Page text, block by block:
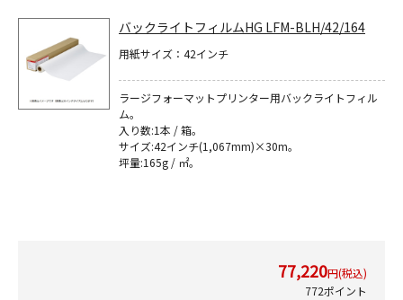
バックライトフィルムHG LFM-BLH/42/164
用紙サイズ：42インチ
ラージフォーマットプリンター用バックライトフィル
ム｡
入り数:1本 / 箱｡
サイズ:42インチ(1,067mm)×30m｡
坪量:165g / ㎡｡
77,220円(税込)
772ポイント